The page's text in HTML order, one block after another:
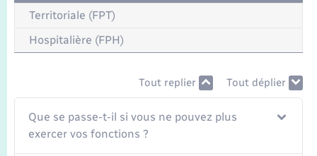
Territoriale (FPT)
Hospitalière (FPH)
Tout replier Tout déplier
Que se passe-t-il si vous ne pouvez plus
exercer vos fonctions ?